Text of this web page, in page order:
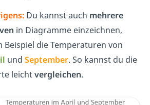
Du kannst auch mehrere
in Diagramme einzeichnen,
Beispiel die Temperaturen von
und September. So kannst du die
leichtvergleichen.